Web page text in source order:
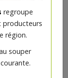
regroupe
producteurs
région.
souper